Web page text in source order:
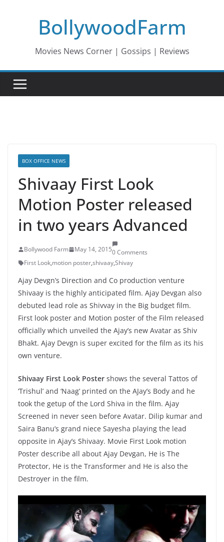
BollywoodFarm
Movies News Corner | Gossips | Reviews
BOX OFFICE NEWS
Shivaay First Look
Motion Poster released
in two years Advanced
Bollywood Farm May 14, 20150 Comments
First Look,motion poster,shivaay,Shivay
Ajay Devgn’s Direction and Co production venture
Shivaay is the highly anticipated film. Ajay Devgan also
debuted lead role as Shivvay in the Big budget film.
First look poster and Motion poster of the Film released
officially which unveiled the Ajay’s new Avatar as Shiv
Bhakt. Ajay Devgn is super excited for the film as its his
own venture.
Shivaay First Look Poster shows the several Tattos of
‘Trishul’ and ‘Naag’ printed on the AJay’s Body and he
took the getup of the Lord Shiva in the film. Ajay
Screened in never seen before Avatar. Dilip kumar and
Saira Banu’s grand niece Sayesha playing the lead
opposite in Ajay’s Shivaay. Movie First Look motion
Poster describe all about Ajay Devgan, He is The
Protector, He is the Transformer and He is also the
Destroyer in the film.